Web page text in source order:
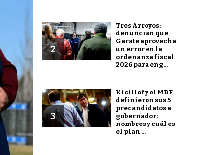
2
Tres Arroyos:
denuncian que
Garate aprovecha
un error en la
ordenanza fiscal
2026 para eng...
3
Kicillof y el MDF
definieron sus 5
precandidatos a
gobernador:
nombres y cuál es
el plan ...